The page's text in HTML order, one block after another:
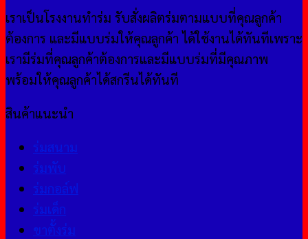
เราเป็นโรงงานทำร่ม รับสั่งผลิตร่มตามแบบที่คุณลูกค้า
ต้องการ และมีแบบร่มให้คุณลูกค้า ได้ใช้งานได้ทันทีเพราะ
เรามีร่มที่คุณลูกค้าต้องการและมีแบบร่มที่มีคุณภาพ
พร้อมให้คุณลูกค้าได้สกรีนได้ทันที
สินค้าแนะนำ
ร่มสนาม
ร่มพับ
ร่มกอล์ฟ
ร่มเด็ก
ขาตั้งร่ม